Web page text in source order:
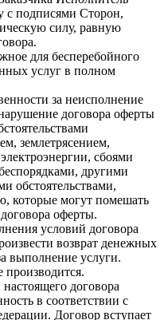
с подписями Сторон,
силу, равную
для бесперебойного
услуг в полном
за неисполнение
договора оферты
землетрясением,
сбоями
другими
обстоятельствами,
которые могут помешать
оферты.
условий договора
возврат денежных
выполнение услуги.
производится.
договора
в соответствии с
Договор вступает